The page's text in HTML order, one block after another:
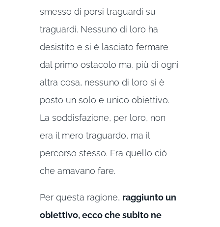
smesso di porsi traguardi su
traguardi. Nessuno di loro ha
desistito e si è lasciato fermare
dal primo ostacolo ma, più di ogni
altra cosa, nessuno di loro si è
posto un solo e unico obiettivo.
La soddisfazione, per loro, non
era il mero traguardo, ma il
percorso stesso. Era quello ciò
che amavano fare.
Per questa ragione, raggiunto un
obiettivo, ecco che subito ne